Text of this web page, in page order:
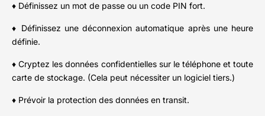
♦ Définissez un mot de passe ou un code PIN fort.
♦ Définissez une déconnexion automatique après une heure
définie.
♦ Cryptez les données confidentielles sur le téléphone et toute
carte de stockage. (Cela peut nécessiter un logiciel tiers.)
♦ Prévoir la protection des données en transit.